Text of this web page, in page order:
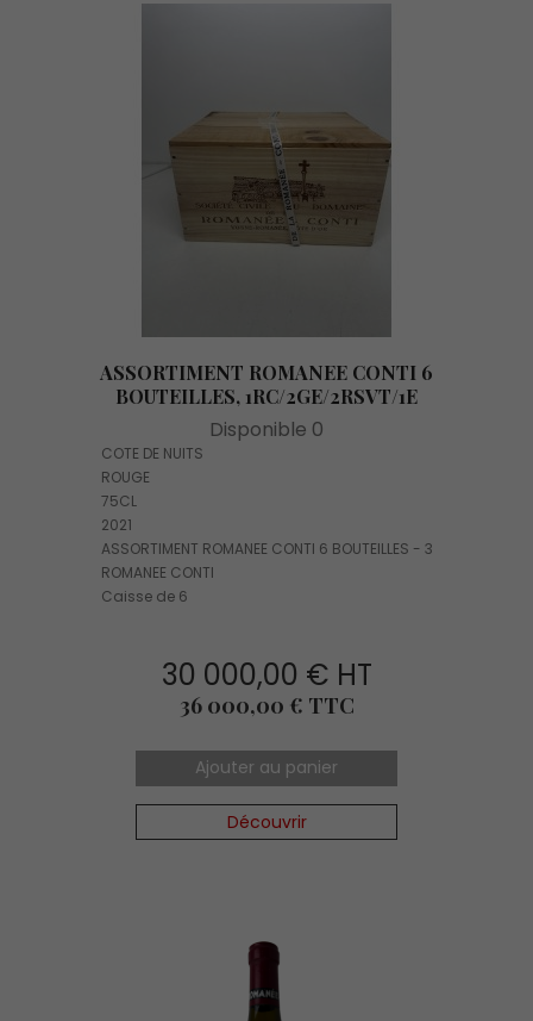
ASSORTIMENT ROMANEE CONTI 6
BOUTEILLES, 1RC/2GE/2RSVT/1E
Disponible 0
COTE DE NUITS
ROUGE
75CL
2021
ASSORTIMENT ROMANEE CONTI 6 BOUTEILLES - 3
ROMANEE CONTI
Caisse de 6
30 000,00 € HT
Prix
36 000,00 € TTC
Ajouter au panier
Découvrir